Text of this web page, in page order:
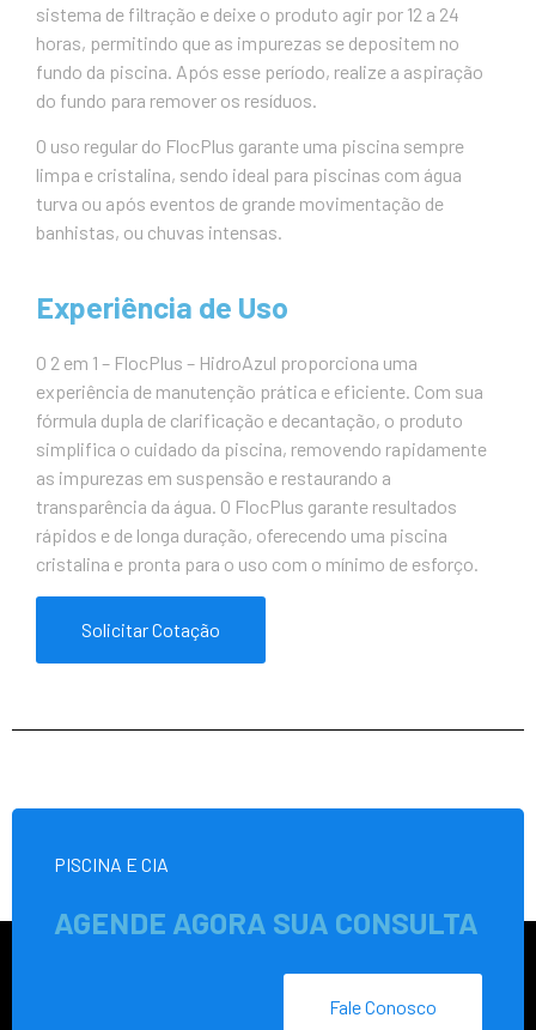
sistema de filtração e deixe o produto agir por 12 a 24
horas, permitindo que as impurezas se depositem no
fundo da piscina. Após esse período, realize a aspiração
do fundo para remover os resíduos.
O uso regular do FlocPlus garante uma piscina sempre
limpa e cristalina, sendo ideal para piscinas com água
turva ou após eventos de grande movimentação de
banhistas, ou chuvas intensas.
Experiência de Uso
O 2 em 1 – FlocPlus – HidroAzul proporciona uma
experiência de manutenção prática e eficiente. Com sua
fórmula dupla de clarificação e decantação, o produto
simplifica o cuidado da piscina, removendo rapidamente
as impurezas em suspensão e restaurando a
transparência da água. O FlocPlus garante resultados
rápidos e de longa duração, oferecendo uma piscina
cristalina e pronta para o uso com o mínimo de esforço.
Solicitar Cotação
PISCINA E CIA
AGENDE AGORA SUA CONSULTA
Fale Conosco